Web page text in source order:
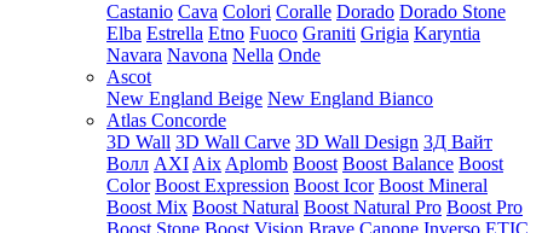
Castanio Cava Colori Coralle Dorado Dorado Stone
Elba Estrella Etno Fuoco Graniti Grigia Karyntia
Navara Navona Nella Onde
Ascot
New England Beige New England Bianco
Atlas Concorde
3D Wall 3D Wall Carve 3D Wall Design 3Д Вайт
Волл AXI Aix Aplomb Boost Boost Balance Boost
Color Boost Expression Boost Icor Boost Mineral
Boost Mix Boost Natural Boost Natural Pro Boost Pro